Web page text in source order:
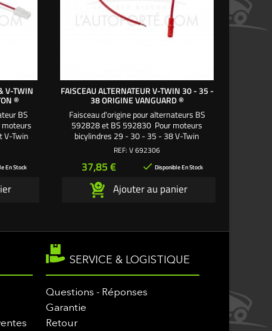
V-TWIN
®
BS
V-Twin
38
En Stock
FAISCEAU ALTERNATEUR V-TWIN 30 - 35 -
38 ORIGINE VANGUARD ®
Faisceau d'origine pour alternateurs BS
592828 et BS 592830 Pour moteurs
bicylindres 29 - 30 - 35 - 38 V-Twin
Vanguard
REF: V 692306
Prix
37,85 €  Disponible En Stock
Ajouter au panier
SERVICE & LOGISTIQUE
Questions - Réponses
Garantie
Retour